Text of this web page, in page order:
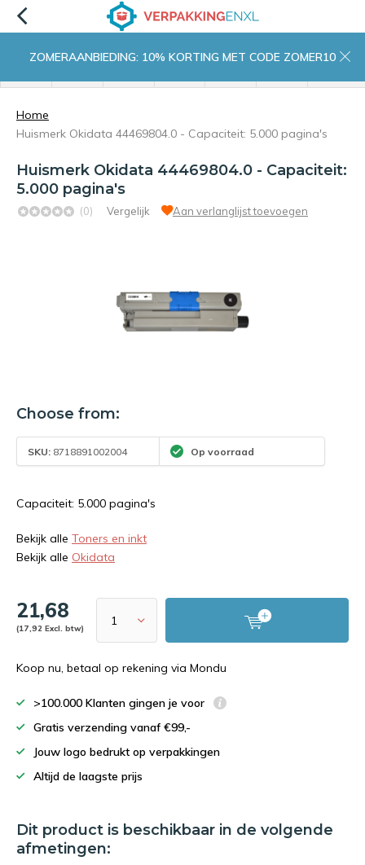
ZOMERAANBIEDING: 10% KORTING MET CODE ZOMER10
Home
Huismerk Okidata 44469804.0 - Capaciteit: 5.000 pagina's
Huismerk Okidata 44469804.0 - Capaciteit:
5.000 pagina's
(0) Vergelijk Aan verlanglijst toevoegen
Choose from:
SKU: 8718891002004 Op voorraad
Capaciteit: 5.000 pagina's
Bekijk alle Toners en inkt
Bekijk alle Okidata
21,68
(17,92 Excl. btw)
Koop nu, betaal op rekening via Mondu
>100.000 Klanten gingen je voor
Gratis verzending vanaf €99,-
Jouw logo bedrukt op verpakkingen
Altijd de laagste prijs
Dit product is beschikbaar in de volgende
afmetingen: